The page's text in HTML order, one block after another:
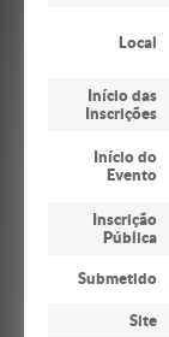
Local
Início das
Inscrições
Início do
Evento
Inscrição
Pública
Submetido
Site